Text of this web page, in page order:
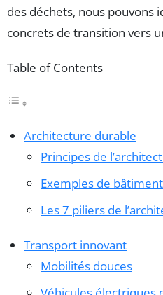
des déchets, nous pouvons
concrets de transition vers
Table of Contents
Architecture durable
Principes de
Exemples de
Les 7 piliers de
Transport innovant
Mobilités douces